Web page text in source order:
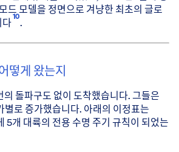
드 모델을 정면으로 겨냥한 최초의 글로
다10.
떻게 왔는지
돌파구도 없이 도착했습니다. 그들은
별로 증가했습니다. 아래의 이정표는
5개 대륙의 전용 수명 주기 규칙이 되었는